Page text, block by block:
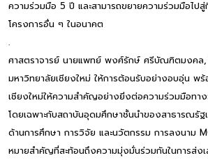
ความร่วมมือ 5 ปี และสามารถขยายความร่วมมือไปสู่
โครงการอื่น ๆ ในอนาคต
.
ศาสตราจารย์ นายแพทย์ พงศ์รักษ์ ศรีบัณฑิตมงคล,
มหาวิทยาลัยเชียงใหม่ ให้การต้อนรับอย่างอบอุ่น พ
เชียงใหม่ให้ความสำคัญอย่างยิ่งต่อความร่วมมือทาง
โดยเฉพาะกับสถาบันอุดมศึกษาชั้นนำของสาธารณรัฐ
ด้านการศึกษา การวิจัย และนวัตกรรม การลงนาม
หมายสำคัญที่สะท้อนถึงความมุ่งมั่นร่วมกันในการส่ง